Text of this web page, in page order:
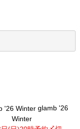
glamb '26
Winter